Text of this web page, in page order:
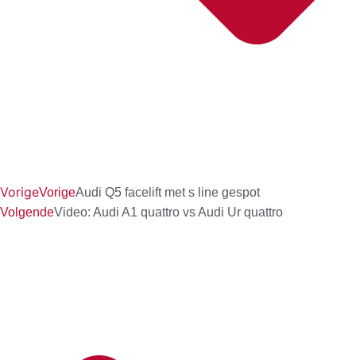
VorigeVorigeAudi Q5 facelift met s line gespot
VolgendeVideo: Audi A1 quattro vs Audi Ur quattro